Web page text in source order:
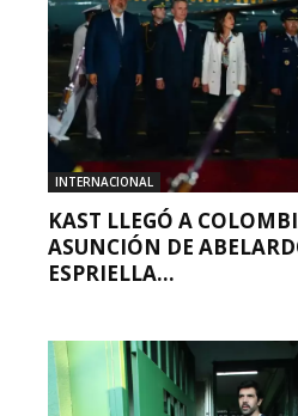
INTERNACIONAL
KAST LLEGÓ A
ASUNCIÓN DE
ESPRIELLA...